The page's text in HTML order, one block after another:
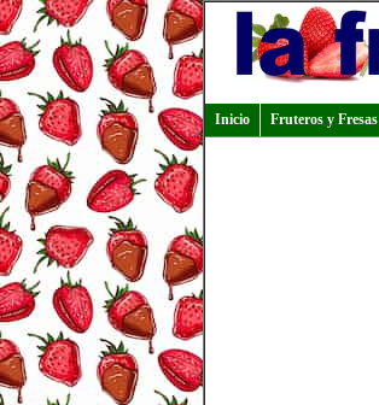
Inicio Fruteros y Fresas